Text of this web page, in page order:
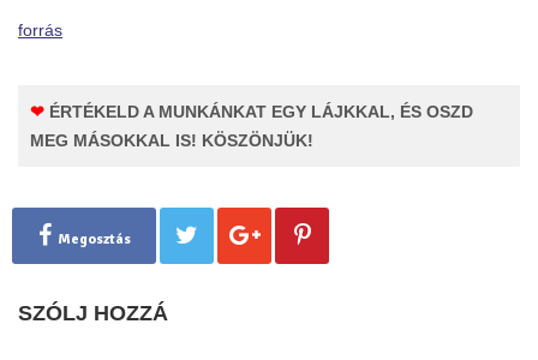
forrás
❤ ÉRTÉKELD A MUNKÁNKAT EGY LÁJKKAL, ÉS OSZD
MEG MÁSOKKAL IS! KÖSZÖNJÜK!
Megosztás
SZÓLJ HOZZÁ